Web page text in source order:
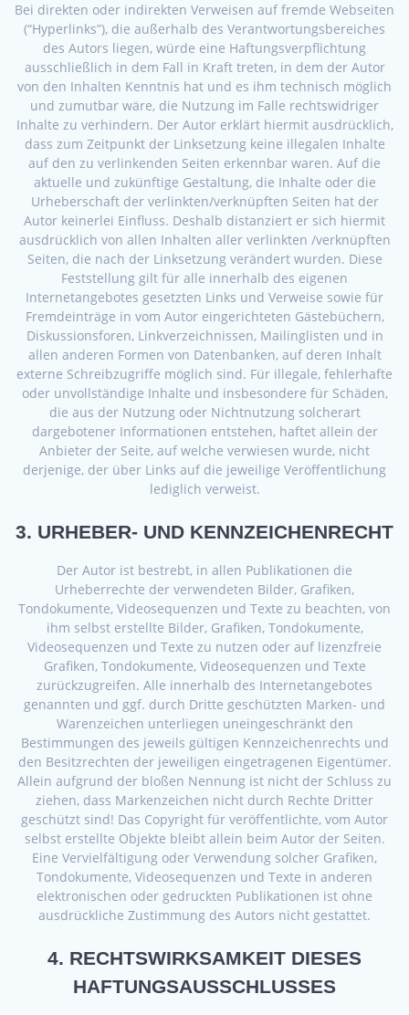
Bei direkten oder indirekten Verweisen auf fremde Webseiten
(“Hyperlinks”), die außerhalb des Verantwortungsbereiches
des Autors liegen, würde eine Haftungsverpflichtung
ausschließlich in dem Fall in Kraft treten, in dem der Autor
von den Inhalten Kenntnis hat und es ihm technisch möglich
und zumutbar wäre, die Nutzung im Falle rechtswidriger
Inhalte zu verhindern. Der Autor erklärt hiermit ausdrücklich,
dass zum Zeitpunkt der Linksetzung keine illegalen Inhalte
auf den zu verlinkenden Seiten erkennbar waren. Auf die
aktuelle und zukünftige Gestaltung, die Inhalte oder die
Urheberschaft der verlinkten/verknüpften Seiten hat der
Autor keinerlei Einfluss. Deshalb distanziert er sich hiermit
ausdrücklich von allen Inhalten aller verlinkten /verknüpften
Seiten, die nach der Linksetzung verändert wurden. Diese
Feststellung gilt für alle innerhalb des eigenen
Internetangebotes gesetzten Links und Verweise sowie für
Fremdeinträge in vom Autor eingerichteten Gästebüchern,
Diskussionsforen, Linkverzeichnissen, Mailinglisten und in
allen anderen Formen von Datenbanken, auf deren Inhalt
externe Schreibzugriffe möglich sind. Für illegale, fehlerhafte
oder unvollständige Inhalte und insbesondere für Schäden,
die aus der Nutzung oder Nichtnutzung solcherart
dargebotener Informationen entstehen, haftet allein der
Anbieter der Seite, auf welche verwiesen wurde, nicht
derjenige, der über Links auf die jeweilige Veröffentlichung
lediglich verweist.
3. URHEBER- UND KENNZEICHENRECHT
Der Autor ist bestrebt, in allen Publikationen die
Urheberrechte der verwendeten Bilder, Grafiken,
Tondokumente, Videosequenzen und Texte zu beachten, von
ihm selbst erstellte Bilder, Grafiken, Tondokumente,
Videosequenzen und Texte zu nutzen oder auf lizenzfreie
Grafiken, Tondokumente, Videosequenzen und Texte
zurückzugreifen. Alle innerhalb des Internetangebotes
genannten und ggf. durch Dritte geschützten Marken- und
Warenzeichen unterliegen uneingeschränkt den
Bestimmungen des jeweils gültigen Kennzeichenrechts und
den Besitzrechten der jeweiligen eingetragenen Eigentümer.
Allein aufgrund der bloßen Nennung ist nicht der Schluss zu
ziehen, dass Markenzeichen nicht durch Rechte Dritter
geschützt sind! Das Copyright für veröffentlichte, vom Autor
selbst erstellte Objekte bleibt allein beim Autor der Seiten.
Eine Vervielfältigung oder Verwendung solcher Grafiken,
Tondokumente, Videosequenzen und Texte in anderen
elektronischen oder gedruckten Publikationen ist ohne
ausdrückliche Zustimmung des Autors nicht gestattet.
4. RECHTSWIRKSAMKEIT DIESES
HAFTUNGSAUSSCHLUSSES